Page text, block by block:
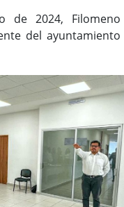
2024, Filomeno
del ayuntamiento